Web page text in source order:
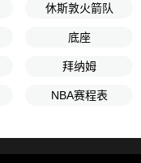
休斯敦火箭队
底座
拜纳姆
NBA赛程表